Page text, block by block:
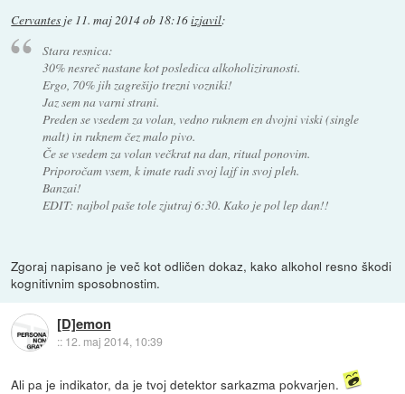
Cervantes je 11. maj 2014 ob 18:16izjavil:
Stara resnica:
30% nesreč nastane kot posledica alkoholiziranosti.
Ergo, 70% jih zagrešijo trezni vozniki!
Jaz sem na varni strani.
Preden se vsedem za volan, vedno ruknem en dvojni viski (single
malt) in ruknem čez malo pivo.
Če se vsedem za volan večkrat na dan, ritual ponovim.
Priporočam vsem, k imate radi svoj lajf in svoj pleh.
Banzai!
EDIT: najbol paše tole zjutraj 6:30. Kako je pol lep dan!!
Zgoraj napisano je več kot odličen dokaz, kako alkohol resno škodi
kognitivnim sposobnostim.
[D]emon
:: 12. maj 2014, 10:39
Ali pa je indikator, da je tvoj detektor sarkazma pokvarjen.